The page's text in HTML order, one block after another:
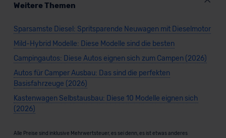
Weitere Themen
Sparsamste Diesel: Spritsparende Neuwagen mit Dieselmotor
Mild-Hybrid Modelle: Diese Modelle sind die besten
Campingautos: Diese Autos eignen sich zum Campen (2026)
Autos für Camper Ausbau: Das sind die perfekten
Basisfahrzeuge (2026)
Kastenwagen Selbstausbau: Diese 10 Modelle eignen sich
(2026)
Alle Preise sind inklusive Mehrwertsteuer, es sei denn, es ist etwas anderes